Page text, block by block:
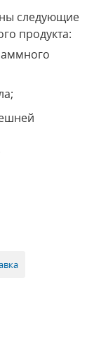
следующие
продукта: